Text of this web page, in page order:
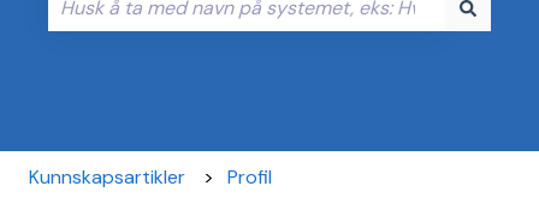
Kunnskapsartikler Profil